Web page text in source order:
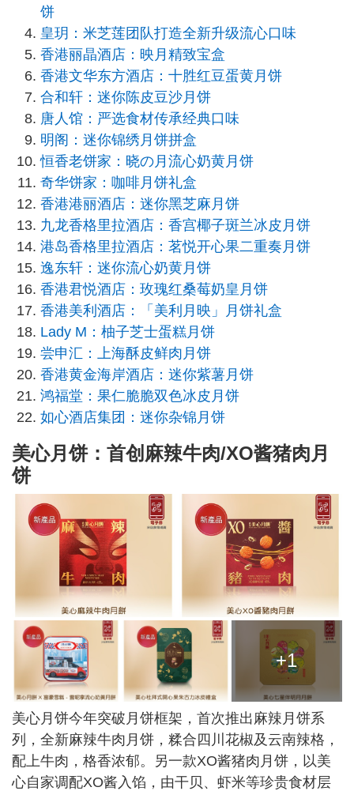
饼
皇玥：米芝莲团队打造全新升级流心口味
香港丽晶酒店：映月精致宝盒
香港文华东方酒店：十胜红豆蛋黄月饼
合和轩：迷你陈皮豆沙月饼
唐人馆：严选食材传承经典口味
明阁：迷你锦绣月饼拼盒
恒香老饼家：晓の月流心奶黄月饼
奇华饼家：咖啡月饼礼盒
香港港丽酒店：迷你黑芝麻月饼
九龙香格里拉酒店：香宫椰子斑兰冰皮月饼
港岛香格里拉酒店：茗悦开心果二重奏月饼
逸东轩：迷你流心奶黄月饼
香港君悦酒店：玫瑰红桑莓奶皇月饼
香港美利酒店：「美利月映」月饼礼盒
Lady M：柚子芝士蛋糕月饼
尝申汇：上海酥皮鲜肉月饼
香港黄金海岸酒店：迷你紫薯月饼
鸿福堂：果仁脆脆双色冰皮月饼
如心酒店集团：迷你杂锦月饼
美心月饼：首创麻辣牛肉/XO酱猪肉月
饼
+1
美心月饼今年突破月饼框架，首次推出麻辣月饼系
列，全新麻辣牛肉月饼，糅合四川花椒及云南辣格，
配上牛肉，格香浓郁。另一款XO酱猪肉月饼，以美
心自家调配XO酱入馅，由干贝、虾米等珍贵食材层